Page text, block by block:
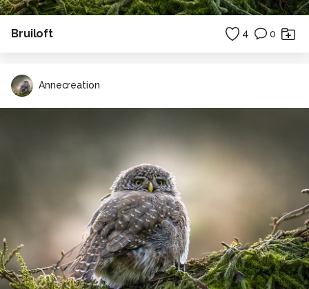
Bruiloft 4 0
Annecreation